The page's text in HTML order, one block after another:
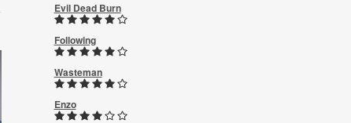
Evil Dead Burn
Following
Wasteman
Enzo